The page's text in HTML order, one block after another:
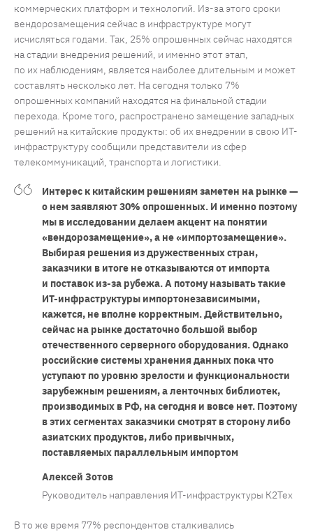
коммерческих платформ и технологий. Из-за этого сроки
вендорозамещения сейчас в инфраструктуре могут
исчисляться годами. Так, 25% опрошенных сейчас находятся
на стадии внедрения решений, и именно этот этап,
по их наблюдениям, является наиболее длительным и может
составлять несколько лет. На сегодня только 7%
опрошенных компаний находятся на финальной стадии
перехода. Кроме того, распространено замещение западных
решений на китайские продукты: об их внедрении в свою ИТ-
инфраструктуру сообщили представители из сфер
телекоммуникаций, транспорта и логистики.
Интерес к китайским решениям заметен на рынке —
о нем заявляют 30% опрошенных. И именно поэтому
мы в исследовании делаем акцент на понятии
«вендорозамещение», а не «импортозамещение».
Выбирая решения из дружественных стран,
заказчики в итоге не отказываются от импорта
и поставок из-за рубежа. А потому называть такие
ИТ-инфраструктуры импортонезависимыми,
кажется, не вполне корректным. Действительно,
сейчас на рынке достаточно большой выбор
отечественного серверного оборудования. Однако
российские системы хранения данных пока что
уступают по уровню зрелости и функциональности
зарубежным решениям, а ленточных библиотек,
производимых в РФ, на сегодня и вовсе нет. Поэтому
в этих сегментах заказчики смотрят в сторону либо
азиатских продуктов, либо привычных,
поставляемых параллельным импортом
Алексей Зотов
Руководитель направления ИТ-инфраструктуры К2Тех
В то же время 77% респондентов сталкивались